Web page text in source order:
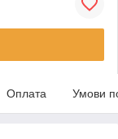
Оплата Умови